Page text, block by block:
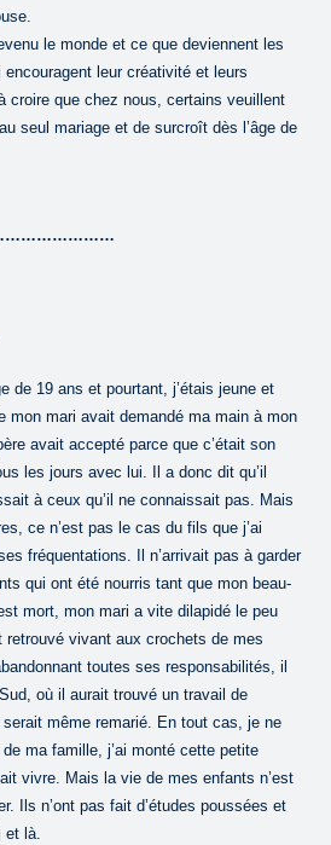
le monde et ce que deviennent les
leur créativité et leurs
croire que chez nous, certains veuillent
seul mariage et de surcroît dès l’âge de
de 19 ans et pourtant, j’étais jeune et
mon mari avait demandé ma main à mon
avait accepté parce que c’était son
les jours avec lui. Il a donc dit qu’il
à ceux qu’il ne connaissait pas. Mais
ce n’est pas le cas du fils que j’ai
fréquentations. Il n’arrivait pas à garder
qui ont été nourris tant que mon beau-
mort, mon mari a vite dilapidé le peu
retrouvé vivant aux crochets de mes
toutes ses responsabilités, il
où il aurait trouvé un travail de
même remarié. En tout cas, je ne
de ma famille, j’ai monté cette petite
vivre. Mais la vie de mes enfants n’est
Ils n’ont pas fait d’études poussées et
et là.